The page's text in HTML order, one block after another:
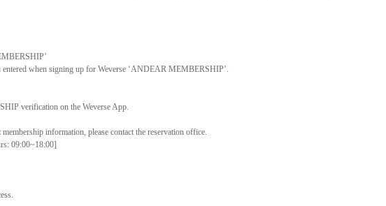
’
when signing up for Weverse ‘ANDEAR MEMBERSHIP’.
verification on the Weverse App.
information, please contact the reservation office.
09:00~18:00]